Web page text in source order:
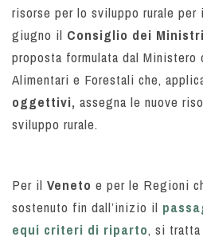
risorse per lo sviluppo rurale
giugno il Consiglio dei Ministri
proposta formulata dal
Alimentari e Forestali che,
oggettivi, assegna le nuove
sviluppo rurale.
Per il Veneto e per le Regioni
sostenuto fin dall’inizio il
equi criteri di riparto, si tratta